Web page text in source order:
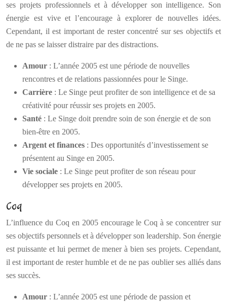
ses projets professionnels et à développer son intelligence. Son
énergie est vive et l’encourage à explorer de nouvelles idées.
Cependant, il est important de rester concentré sur ses objectifs et
de ne pas se laisser distraire par des distractions.
Amour : L’année 2005 est une période de nouvelles
rencontres et de relations passionnées pour le Singe.
Carrière : Le Singe peut profiter de son intelligence et de sa
créativité pour réussir ses projets en 2005.
Santé : Le Singe doit prendre soin de son énergie et de son
bien-être en 2005.
Argent et finances : Des opportunités d’investissement se
présentent au Singe en 2005.
Vie sociale : Le Singe peut profiter de son réseau pour
développer ses projets en 2005.
Coq
L’influence du Coq en 2005 encourage le Coq à se concentrer sur
ses objectifs personnels et à développer son leadership. Son énergie
est puissante et lui permet de mener à bien ses projets. Cependant,
il est important de rester humble et de ne pas oublier ses alliés dans
ses succès.
Amour : L’année 2005 est une période de passion et